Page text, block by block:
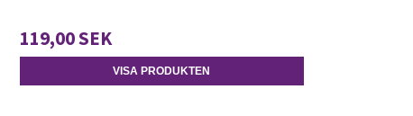
119,00 SEK
VISA PRODUKTEN